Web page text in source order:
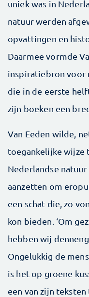
uniek was in
natuur werden
opvattingen en
Daarmee vormde
inspiratiebron voor
die in de eerste
zijn boeken een
Van Eeden wilde,
toegankelijke wijze
Nederlandse
aanzetten om
een schat die, zo
kon bieden. ‘Om
hebben wij
Ongelukkig de
is het op groene
een van zijn teksten